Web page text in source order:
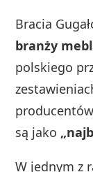
Bracia
branży
polskiego
są jako
W jednym z